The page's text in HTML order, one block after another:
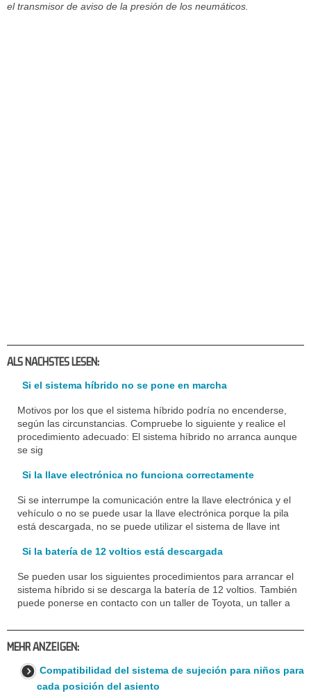
el transmisor de aviso de la presión de los neumáticos.
ALS NACHSTES LESEN:
Si el sistema híbrido no se pone en marcha
Motivos por los que el sistema híbrido podría no encenderse,
según las circunstancias. Compruebe lo siguiente y realice el
procedimiento adecuado: El sistema híbrido no arranca aunque
se sig
Si la llave electrónica no funciona correctamente
Si se interrumpe la comunicación entre la llave electrónica y el
vehículo o no se puede usar la llave electrónica porque la pila
está descargada, no se puede utilizar el sistema de llave int
Si la batería de 12 voltios está descargada
Se pueden usar los siguientes procedimientos para arrancar el
sistema híbrido si se descarga la batería de 12 voltios. También
puede ponerse en contacto con un taller de Toyota, un taller a
MEHR ANZEIGEN:
Compatibilidad del sistema de sujeción para niños para
cada posición del asiento